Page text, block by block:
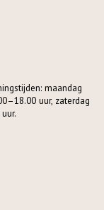
maandag
uur, zaterdag